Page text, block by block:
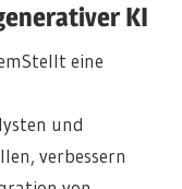
KI
eine
und
verbessern